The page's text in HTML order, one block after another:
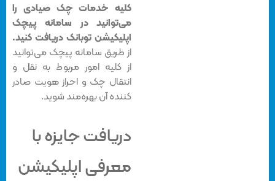
کلیه خدمات چک صیادی را
می‌توانید در سامانه پیچک
اپلیکیشن توبانک دریافت کنید.
از طریق سامانه پیچک می‌توانید
از کلیه امور مربوط به نقل و
انتقال چک و احراز هویت صادر
کننده آن بهره‌مند شوید.
دریافت جایزه با
معرفی اپلیکیشن